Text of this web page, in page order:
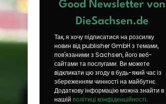
Good Newsletter von
DieSachsen.de
Так, я хочу підписатися на розсилку
новин від publisher GmbH з темами,
пов'язаними з Sachsen, його веб-
сайтами та послугами. Ви можете
відкликати цю згоду в будь-який час із
збереженням чинності на майбутнє.
Додаткову інформацію можна знайти в
нашій політиці конфіденційності.